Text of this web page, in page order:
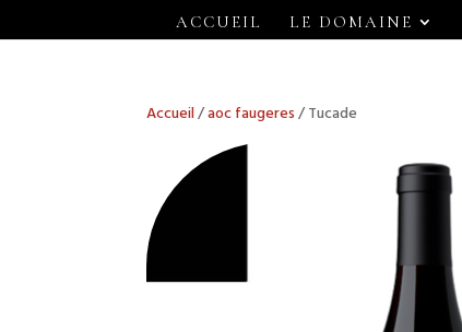
ACCUEIL LE DOMAINE
Accueil/aoc faugeres / Tucade